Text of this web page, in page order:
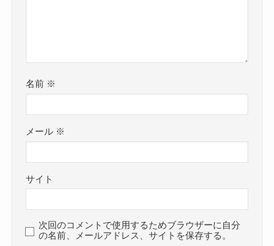
名前 ※
メール ※
サイト
次回のコメントで使用するためブラウザーに自分
の名前、メールアドレス、サイトを保存する。